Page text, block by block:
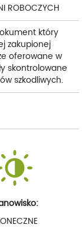
ROBOCZYCH
który
zakupionej
oferowane w
skontrolowane
szkodliwych.